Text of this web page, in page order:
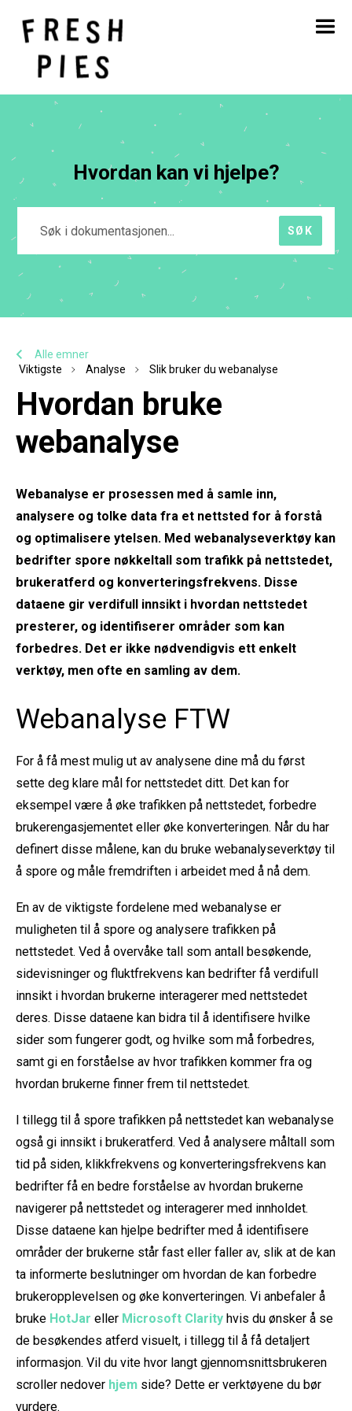
Hjem
Om
Vårt arbeid
Hvordan kan vi hjelpe?
SØK
Alle emner
Viktigste
Analyse Slik bruker du webanalyse
Hvordan bruke
webanalyse
Webanalyse er prosessen med å samle inn,
analysere og tolke data fra et nettsted for å forstå
og optimalisere ytelsen. Med webanalyseverktøy kan
bedrifter spore nøkkeltall som trafikk på nettstedet,
brukeratferd og konverteringsfrekvens. Disse
dataene gir verdifull innsikt i hvordan nettstedet
presterer, og identifiserer områder som kan
forbedres. Det er ikke nødvendigvis ett enkelt
verktøy, men ofte en samling av dem.
Webanalyse FTW
For å få mest mulig ut av analysene dine må du først
sette deg klare mål for nettstedet ditt. Det kan for
eksempel være å øke trafikken på nettstedet, forbedre
brukerengasjementet eller øke konverteringen. Når du har
definert disse målene, kan du bruke webanalyseverktøy til
å spore og måle fremdriften i arbeidet med å nå dem.
En av de viktigste fordelene med webanalyse er
muligheten til å spore og analysere trafikken på
nettstedet. Ved å overvåke tall som antall besøkende,
sidevisninger og fluktfrekvens kan bedrifter få verdifull
innsikt i hvordan brukerne interagerer med nettstedet
deres. Disse dataene kan bidra til å identifisere hvilke
sider som fungerer godt, og hvilke som må forbedres,
samt gi en forståelse av hvor trafikken kommer fra og
hvordan brukerne finner frem til nettstedet.
I tillegg til å spore trafikken på nettstedet kan webanalyse
også gi innsikt i brukeratferd. Ved å analysere måltall som
tid på siden, klikkfrekvens og konverteringsfrekvens kan
bedrifter få en bedre forståelse av hvordan brukerne
navigerer på nettstedet og interagerer med innholdet.
Disse dataene kan hjelpe bedrifter med å identifisere
områder der brukerne står fast eller faller av, slik at de kan
ta informerte beslutninger om hvordan de kan forbedre
brukeropplevelsen og øke konverteringen. Vi anbefaler å
bruke HotJar eller Microsoft Clarity hvis du ønsker å se
de besøkendes atferd visuelt, i tillegg til å få detaljert
informasjon. Vil du vite hvor langt gjennomsnittsbrukeren
scroller nedover hjem side? Dette er verktøyene du bør
vurdere.